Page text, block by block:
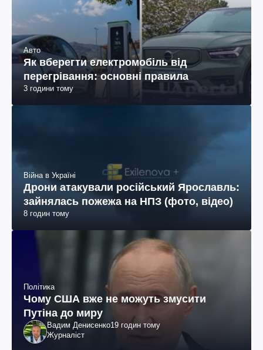
Авто
Як вберегти електромобіль від
перегрівання: основні правила
3 години тому
Війна в Україні
Дрони атакували російський Ярославль:
зайнялась пожежа на НПЗ (фото, відео)
8 годин тому
Політика
Чому США вже не можуть змусити
Путіна до миру
Вадим Денисенко19 годин тому
Журналіст